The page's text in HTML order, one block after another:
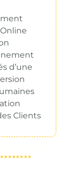
Online
d’une
Clients